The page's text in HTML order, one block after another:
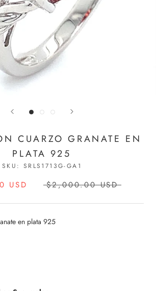
CUARZO GRANATE EN
PLATA 925
SKU: SRLS1713G-GA1
USD $2,000.00 USD
en plata 925